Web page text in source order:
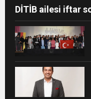
DİTİB ailesi iftar